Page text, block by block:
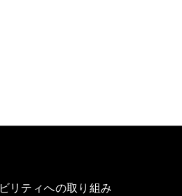
リティへの取り組み